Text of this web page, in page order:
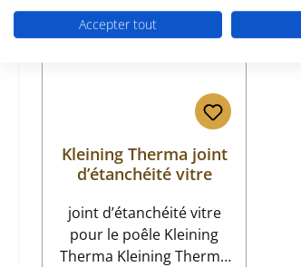
Kleining Therma joint
d’étanchéité vitre
joint d’étanchéité vitre
pour le poêle Kleining
Therma Kleining Therma
Accepter tout